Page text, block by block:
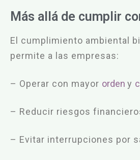
Más allá de cumplir
El cumplimiento ambiental
permite a las empresas:
– Operar con mayor orden y
– Reducir riesgos
– Evitar interrupciones por